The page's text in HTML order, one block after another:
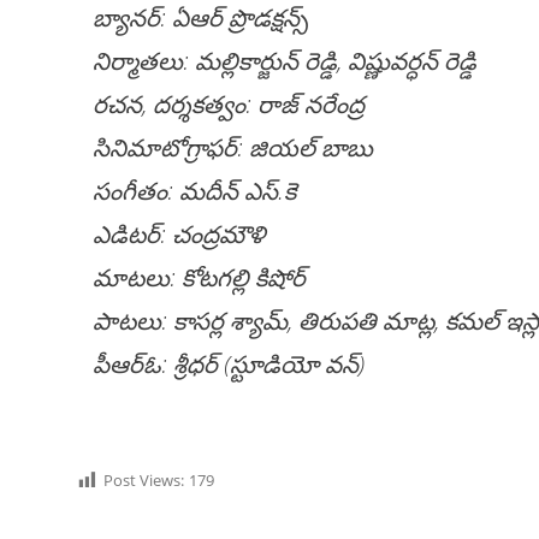
బ్యానర్: ఏఆర్ ప్రొడక్షన్స్
నిర్మాతలు: మల్లికార్జున్ రెడ్డి, విష్ణువర్ధన్ రెడ్డి
రచన, దర్శకత్వం: రాజ్ నరేంద్ర
సినిమాటోగ్రాఫర్: జియల్ బాబు
సంగీతం: మదీన్ ఎస్.కె
ఎడిటర్: చంద్రమౌళి
మాటలు: కోటగల్లి కిషోర్
పాటలు: కాసర్ల శ్యామ్, తిరుపతి మాట్ల, కమల్
పీఆర్ఓ: శ్రీధర్ (స్టూడియో వన్)
Post Views: 179